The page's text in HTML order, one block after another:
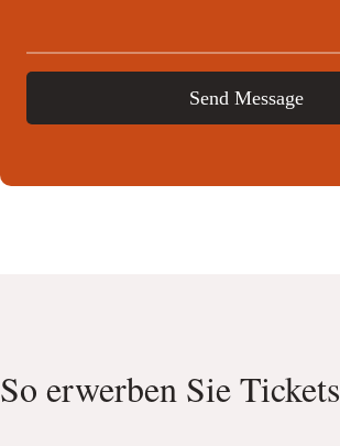
Send Message
So erwerben Sie Tickets